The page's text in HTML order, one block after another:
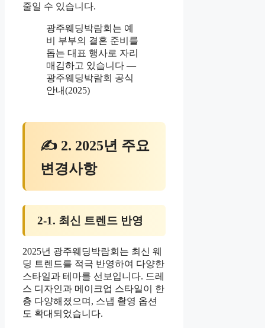
줄일 수 있습니다.
광주웨딩박람회는 예
비 부부의 결혼 준비를
돕는 대표 행사로 자리
매김하고 있습니다 —
광주웨딩박람회 공식
안내(2025)
✍ 2. 2025년 주요
변경사항
2-1. 최신 트렌드 반영
2025년 광주웨딩박람회는 최신 웨
딩 트렌드를 적극 반영하여 다양한
스타일과 테마를 선보입니다. 드레
스 디자인과 메이크업 스타일이 한
층 다양해졌으며, 스냅 촬영 옵션
도 확대되었습니다.